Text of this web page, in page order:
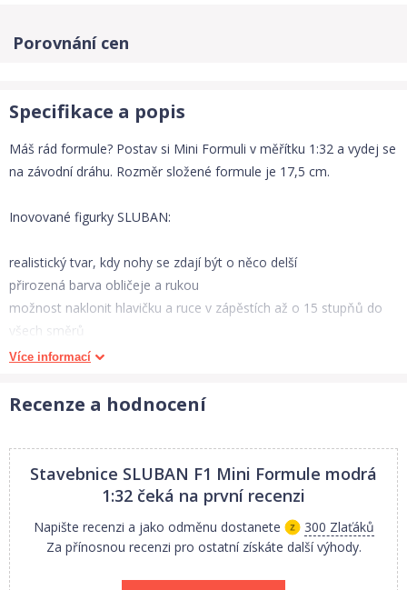
Porovnání cen
Specifikace a popis
Máš rád formule? Postav si Mini Formuli v měřítku 1:32 a vydej se
na závodní dráhu. Rozměr složené formule je 17,5 cm.
Inovované figurky SLUBAN:
realistický tvar, kdy nohy se zdají být o něco delší
přirozená barva obličeje a rukou
možnost naklonit hlavičku a ruce v zápěstích až o 15 stupňů do
všech směrů
možnost otáčet trup o 360 stupňů
Stavebnice je vhodná pro děti od 6 let.
Počet figurek:
Počet dílků:
196
Stavebnice Sluban jsou velmi rozmanité, pestře barevné a jsou
cenově dostupné pro širokou veřejnost. Každé balení obsahuje
Více informací
Recenze a hodnocení
Stavebnice SLUBAN F1 Mini Formule modrá
1:32 čeká na první recenzi
Napište recenzi a jako odměnu dostanete
300 Zlaťáků
Za přínosnou recenzi pro ostatní získáte další výhody.